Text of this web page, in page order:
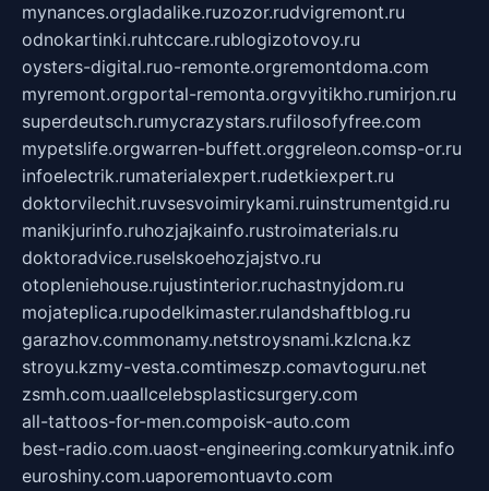
mynances.orgladalike.ruzozor.rudvigremont.ru
odnokartinki.ruhtccare.rublogizotovoy.ru
oysters-digital.ruo-remonte.orgremontdoma.com
myremont.orgportal-remonta.orgvyitikho.rumirjon.ru
superdeutsch.rumycrazystars.rufilosofyfree.com
mypetslife.orgwarren-buffett.orggreleon.comsp-or.ru
infoelectrik.rumaterialexpert.rudetkiexpert.ru
doktorvilechit.ruvsesvoimirykami.ruinstrumentgid.ru
manikjurinfo.ruhozjajkainfo.rustroimaterials.ru
doktoradvice.ruselskoehozjajstvo.ru
otopleniehouse.rujustinterior.ruchastnyjdom.ru
mojateplica.rupodelkimaster.rulandshaftblog.ru
garazhov.commonamy.netstroysnami.kzlcna.kz
stroyu.kzmy-vesta.comtimeszp.comavtoguru.net
zsmh.com.uaallcelebsplasticsurgery.com
all-tattoos-for-men.compoisk-auto.com
best-radio.com.uaost-engineering.comkuryatnik.info
euroshiny.com.uaporemontuavto.com